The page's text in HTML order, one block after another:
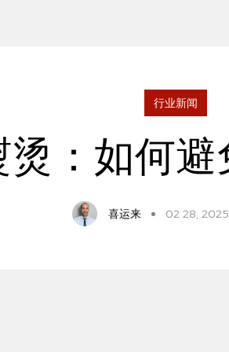
行业新闻
烫：如何
喜运来 02 28, 2025